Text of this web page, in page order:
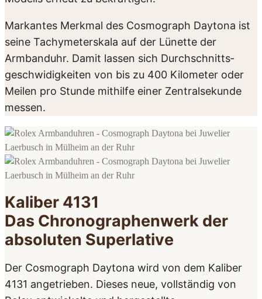
Markantes Merkmal des Cosmograph Daytona ist
seine Tachymeterskala auf der Lünette der
Armbanduhr. Damit lassen sich Durch­schnitts­
geschwidigkeiten von bis zu 400 Kilometer oder
Meilen pro Stunde mithilfe einer Zentralsekunde
messen.
Kaliber 4131
Das Chrono­graphen­werk der
absoluten Superlative
Der Cosmograph Daytona wird von dem Kaliber
4131 angetrieben. Dieses neue, vollständig von